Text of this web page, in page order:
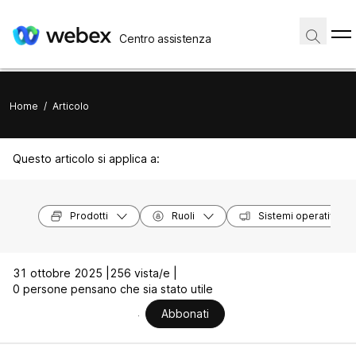
Centro assistenza
Home / Articolo
Questo articolo si applica a:
Prodotti Ruoli Sistemi operativi
31 ottobre 2025 |
256 vista/e |
0 persone pensano che sia stato utile
Abbonati